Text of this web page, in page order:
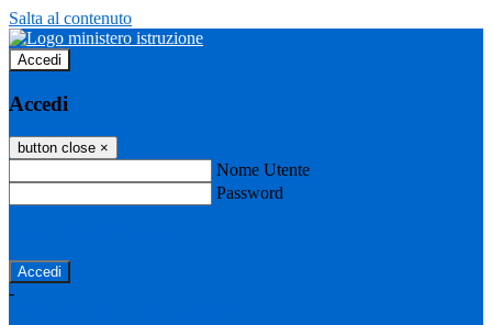
Salta al contenuto
Accedi
Accedi
button close ×
Nome Utente
Password
-